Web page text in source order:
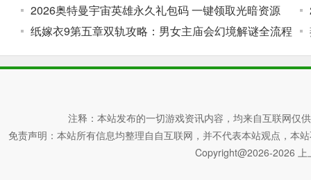
2026奥特曼宇宙英雄永久礼包码 一键领取光暗资源
纸嫁衣9第五章双轨攻略：男女主庙会幻境解谜全流程
注释：本站发布的一切游戏资讯内容，均来自互联网仅
免责声明：本站所有信息均整理自自互联网，并不代表本站观点，本
Copyright@2026-2026